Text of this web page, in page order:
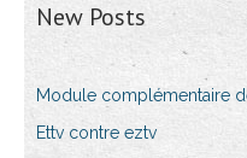
New Posts
Module complémentaire
Ettv contre eztv